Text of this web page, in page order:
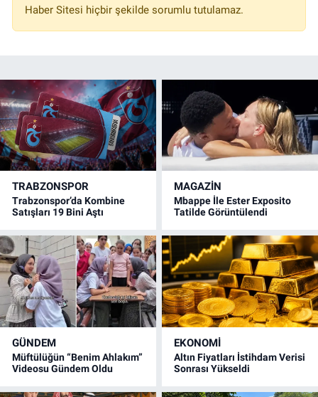
Haber Sitesi hiçbir şekilde sorumlu tutulamaz.
TRABZONSPOR
Trabzonspor’da Kombine
Satışları 19 Bini Aştı
MAGAZİN
Mbappe İle Ester Exposito
Tatilde Görüntülendi
GÜNDEM
Müftülüğün “Benim Ahlakım”
Videosu Gündem Oldu
EKONOMİ
Altın Fiyatları İstihdam Verisi
Sonrası Yükseldi